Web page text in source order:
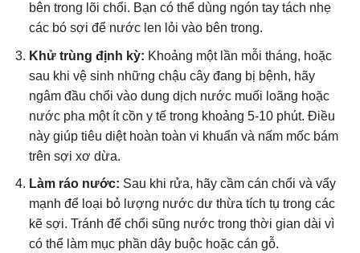
bên trong lõi chổi. Bạn có thể dùng ngón tay tách nhẹ
các bó sợi để nước len lỏi vào bên trong.
Khử trùng định kỳ: Khoảng một lần mỗi tháng, hoặc
sau khi vệ sinh những chậu cây đang bị bệnh, hãy
ngâm đầu chổi vào dung dịch nước muối loãng hoặc
nước pha một ít cồn y tế trong khoảng 5-10 phút. Điều
này giúp tiêu diệt hoàn toàn vi khuẩn và nấm mốc bám
trên sợi xơ dừa.
Làm ráo nước: Sau khi rửa, hãy cầm cán chổi và vẩy
mạnh để loại bỏ lượng nước dư thừa tích tụ trong các
kẽ sợi. Tránh để chổi sũng nước trong thời gian dài vì
có thể làm mục phần dây buộc hoặc cán gỗ.